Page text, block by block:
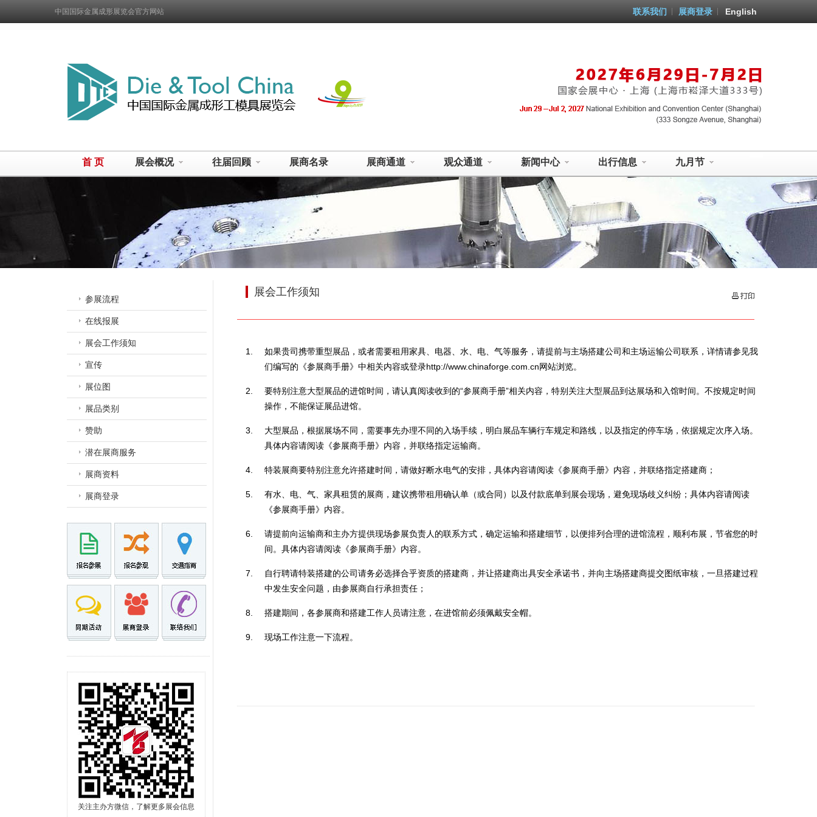
中国国际金属成形展览会官方网站 English
展商登录
联系我们
首 页 展会概况 往届回顾 展商名录 展商通道 观众通道 新闻中心 出行信息 九月节
参展流程
在线报展
展会工作须知
宣传
展位图
展品类别
赞助
潜在展商服务
展商资料
展商登录
关注主办方微信，了解更多展会信息
展会工作须知
如果贵司携带重型展品，或者需要租用家具、电器、水、电、气等服务，请提前与主场搭建公司和主场运输公司联系，详情请参见我
们编写的《参展商手册》中相关内容或登录http://www.chinaforge.com.cn网站浏览。
要特别注意大型展品的进馆时间，请认真阅读收到的“参展商手册”相关内容，特别关注大型展品到达展场和入馆时间。不按规定时间
操作，不能保证展品进馆。
大型展品，根据展场不同，需要事先办理不同的入场手续，明白展品车辆行车规定和路线，以及指定的停车场，依据规定次序入场。
具体内容请阅读《参展商手册》内容，并联络指定运输商。
特装展商要特别注意允许搭建时间，请做好断水电气的安排，具体内容请阅读《参展商手册》内容，并联络指定搭建商；
有水、电、气、家具租赁的展商，建议携带租用确认单（或合同）以及付款底单到展会现场，避免现场歧义纠纷；具体内容请阅读
《参展商手册》内容。
请提前向运输商和主办方提供现场参展负责人的联系方式，确定运输和搭建细节，以便排列合理的进馆流程，顺利布展，节省您的时
间。具体内容请阅读《参展商手册》内容。
自行聘请特装搭建的公司请务必选择合乎资质的搭建商，并让搭建商出具安全承诺书，并向主场搭建商提交图纸审核，一旦搭建过程
中发生安全问题，由参展商自行承担责任；
搭建期间，各参展商和搭建工作人员请注意，在进馆前必须佩戴安全帽。
现场工作注意一下流程。